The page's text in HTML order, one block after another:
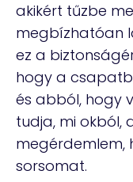
akikért tűzbe
megbízhatóan
ez a
hogy a
és abból, hogy
tudja, mi okból,
megérdemlem,
sorsomat.